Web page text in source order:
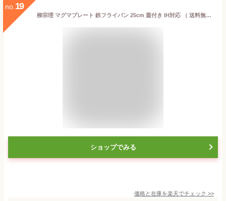
no. 19
柳宗理 マグマプレート 鉄フライパン 25cm 蓋付き IH対応 （ 送料無料 ガス火 IH 対応 鉄製フライパン 浅型フライパン 炒め鍋 片手鍋 フタ付き 25センチ 鉄鍋 鉄なべ 浅型 調理器具 日本製 ） 【3980円以上送料無料】
ショップでみる
価格と在庫を楽天でチェック >>